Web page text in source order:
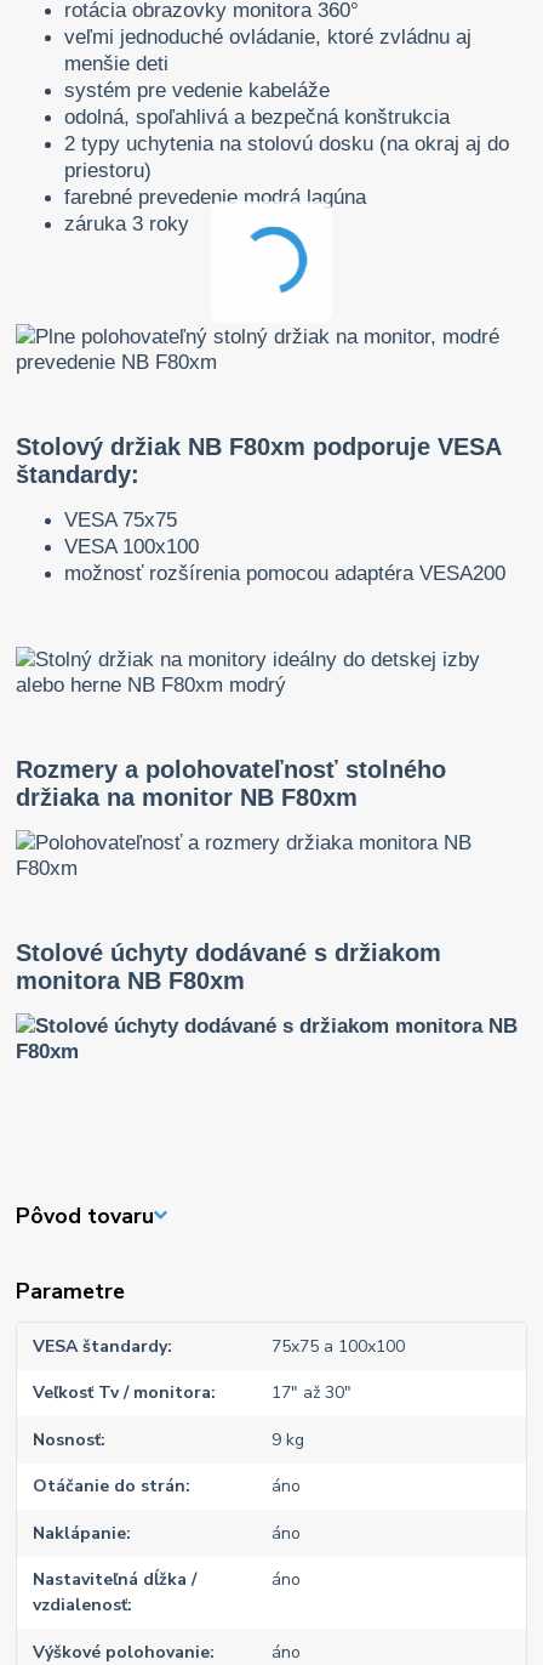
rotácia obrazovky monitora 360°
veľmi jednoduché ovládanie, ktoré zvládnu aj
menšie deti
systém pre vedenie kabeláže
odolná, spoľahlivá a bezpečná konštrukcia
2 typy uchytenia na stolovú dosku (na okraj aj do
priestoru)
farebné prevedenie modrá lagúna
záruka 3 roky
Stolový držiak NB F80xm podporuje VESA
štandardy:
VESA 75x75
VESA 100x100
možnosť rozšírenia pomocouadaptéra VESA200
Rozmery a polohovateľnosť stolného
držiaka na monitor NB F80xm
Stolové úchyty dodávané s držiakom
monitora NB F80xm
Pôvod tovaru
Parametre
VESA štandardy 75x75 a 100x100
Veľkosť Tv / monitora 17" až 30"
Nosnosť 9 kg
Otáčanie do strán áno
Naklápanie áno
Nastaviteľná dĺžka /
vzdialenosť
áno
Výškové polohovanie áno